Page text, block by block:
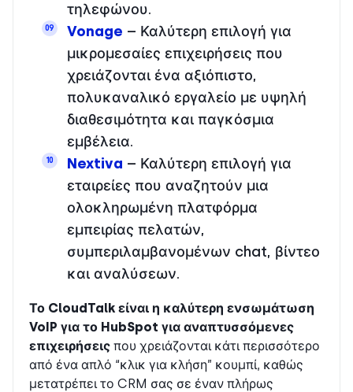
τηλεφώνου.
09 Vonage – Καλύτερη επιλογή για
μικρομεσαίες επιχειρήσεις που
χρειάζονται ένα αξιόπιστο,
πολυκαναλικό εργαλείο με υψηλή
διαθεσιμότητα και παγκόσμια
εμβέλεια.
10 Nextiva – Καλύτερη επιλογή για
εταιρείες που αναζητούν μια
ολοκληρωμένη πλατφόρμα
εμπειρίας πελατών,
συμπεριλαμβανομένων chat, βίντεο
και αναλύσεων.
Το CloudTalk είναι η καλύτερη ενσωμάτωση
VoIP για το HubSpot για αναπτυσσόμενες
επιχειρήσεις που χρειάζονται κάτι περισσότερο
από ένα απλό “κλικ για κλήση” κουμπί, καθώς
μετατρέπει το CRM σας σε έναν πλήρως